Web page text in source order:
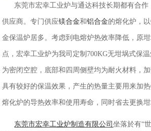
东莞市宏幸工业炉与通达科技长期都有合作
供应商。专门供应镁合金和铝合金的熔化炉，
金保温炉居多。考虑到电熔炉热效率降低，原
点，宏幸工业炉为我司定制700KG无坩埚式保
为密闭空腔，底部和四周侧壁均为耐火材料，加
具有较好的保温效果，产生的热量主要用来加
熔化炉的导热效率和使用寿命，同时省去更换坩
东莞市宏幸工业炉制造有限公司坐落於有“